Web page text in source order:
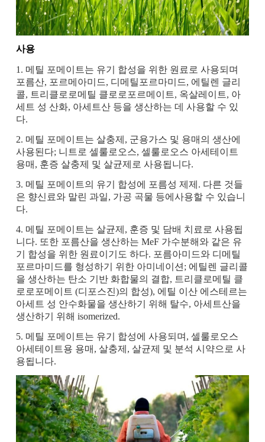
사용
1. 메틸 포메이트는 유기 합성을 위한 원료로 사용되며
포름산, 포르메아미드, 디메틸포르마미드, 에틸렌 글리
콜, 트리클로로메틸 클로로포르메이트, 옥살레이트, 아
세트 성 산화, 아세트산 등을 생산하는 데 사용할 수 있
다.
2. 메틸 포메이트는 살충제, 군용가스 및 용매의 생산에
사용된다; 니트로 셀룰로오스, 셀룰로오스 아세테이트
용매, 훈증 살충제 및 살균제로 사용됩니다.
3. 메틸 포메이트의 유기 합성에 포름성 제제. 다른 것들
은 향신료와 말린 과일, 가공 곡물 등에사용할 수 있습니
다.
4. 메틸 포메이트는 살균제, 훈증 및 담배 치료로 사용됩
니다. 또한 포름산을 생산하는 MeF 가수분해와 같은 유
기 합성을 위한 원료이기도 하다. 포름아미드와 디메틸
포르마미드를 형성하기 위한 아미네이션; 에틸렌 글리콜
을 생산하는 탄소 기반 화합물의 결합, 트리클로메틸 클
로로포메이트 (디포스진)의 합성), 에틸 이산 에스테르는
아세트 성 안수화물을 생산하기 위해 탈수, 아세트산을
생산하기 위해 isomerized.
5. 메틸 포메이트는 유기 합성에 사용되며, 셀룰로오스
아세테이트용 용매, 살충제, 살균제 및 분석 시약으로 사
용됩니다.